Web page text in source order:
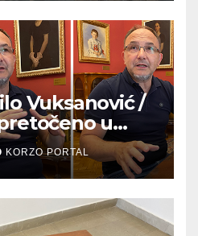
Vuksanović /
u
KORZO PORTAL